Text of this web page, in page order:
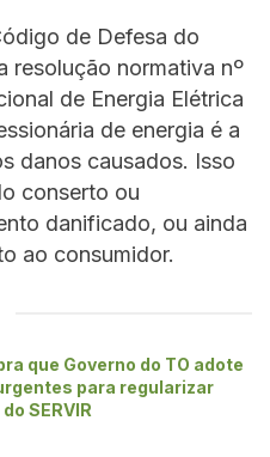
de Defesa do
resolução normativa nº
de Energia Elétrica
de energia é a
danos causados. Isso
conserto ou
danificado, ou ainda
ao consumidor.
que Governo do TO adote
para regularizar
SERVIR